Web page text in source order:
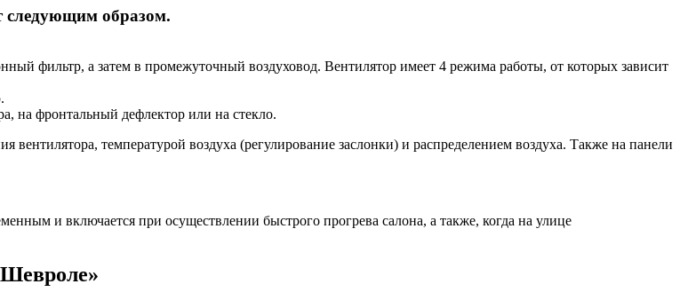
следующим образом.
фильтр, а затем в промежуточный воздуховод. Вентилятор имеет 4 режима работы, от которых зависит
на фронтальный дефлектор или на стекло.
вентилятора, температурой воздуха (регулирование заслонки) и распределением воздуха. Также на панели
и включается при осуществлении быстрого прогрева салона, а также, когда на улице